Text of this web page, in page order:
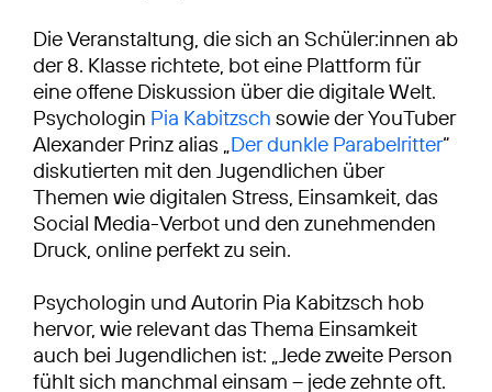
Die Veranstaltung, die sich an Schüler:innen ab
der 8. Klasse richtete, bot eine Plattform für
eine offene Diskussion über die digitale Welt.
Psychologin Pia Kabitzsch sowie der YouTuber
Alexander Prinz alias „ Der dunkle Parabelritter“
diskutierten mit den Jugendlichen über
Themen wie digitalen Stress, Einsamkeit, das
Social Media-Verbot und den zunehmenden
Druck, online perfekt zu sein.
Psychologin und Autorin Pia Kabitzsch hob
hervor, wie relevant das Thema Einsamkeit
auch bei Jugendlichen ist: „Jede zweite Person
fühlt sich manchmal einsam – jede zehnte oft.